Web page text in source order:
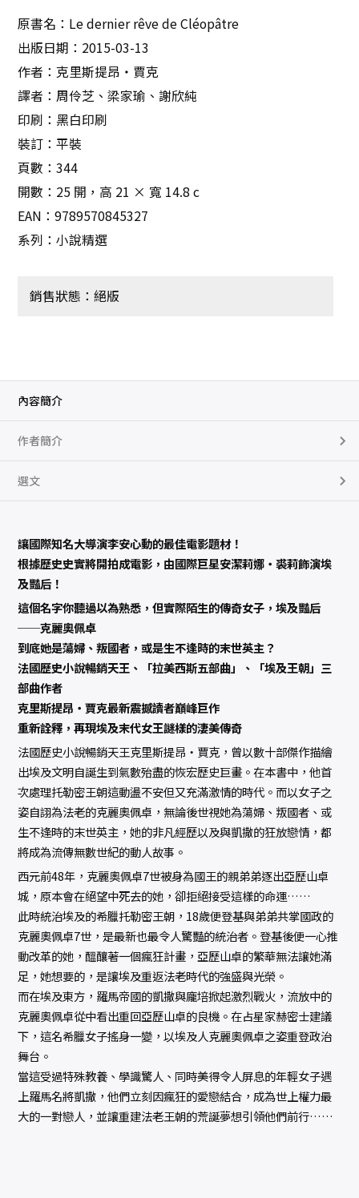
原書名：Le dernier rêve de Cléopâtre
出版日期：2015-03-13
作者：克里斯提昂‧賈克
譯者：周伶芝、梁家瑜、謝欣純
印刷：黑白印刷
裝訂：平裝
頁數：344
開數：25 開，高 21 × 寬 14.8 c
EAN：9789570845327
系列：小說精選
銷售狀態：絕版
內容簡介
作者簡介
選文
讓國際知名大導演李安心動的最佳電影題材！
根據歷史史實將開拍成電影，由國際巨星安潔莉娜‧裘莉飾演埃
及豔后！
這個名字你聽過以為熟悉，但實際陌生的傳奇女子，埃及豔后
──克麗奧佩卓
到底她是蕩婦、叛國者，或是生不逢時的末世英主？
法國歷史小說暢銷天王、「拉美西斯五部曲」、「埃及王朝」三
部曲作者
克里斯提昂‧賈克最新震撼讀者巔峰巨作
重新詮釋，再現埃及末代女王謎樣的淒美傳奇
法國歷史小說暢銷天王克里斯提昂‧賈克，曾以數十部傑作描繪
出埃及文明自誕生到氣數殆盡的恢宏歷史巨畫。在本書中，他首
次處理托勒密王朝這動盪不安但又充滿激情的時代。而以女子之
姿自詡為法老的克麗奧佩卓，無論後世視她為蕩婦、叛國者、或
生不逢時的末世英主，她的非凡經歷以及與凱撒的狂放戀情，都
將成為流傳無數世紀的動人故事。
西元前48年，克麗奧佩卓7世被身為國王的親弟弟逐出亞歷山卓
城，原本會在絕望中死去的她，卻拒絕接受這樣的命運……
此時統治埃及的希臘托勒密王朝，18歲便登基與弟弟共掌國政的
克麗奧佩卓7世，是最新也最令人驚豔的統治者。登基後便一心推
動改革的她，醞釀著一個瘋狂計畫，亞歷山卓的繁華無法讓她滿
足，她想要的，是讓埃及重返法老時代的強盛與光榮。
而在埃及東方，羅馬帝國的凱撒與龐培掀起激烈戰火，流放中的
克麗奧佩卓從中看出重回亞歷山卓的良機。在占星家赫密士建議
下，這名希臘女子搖身一變，以埃及人克麗奧佩卓之姿重登政治
舞台。
當這受過特殊教養、學識驚人、同時美得令人屏息的年輕女子遇
上羅馬名將凱撒，他們立刻因瘋狂的愛戀結合，成為世上權力最
大的一對戀人，並讓重建法老王朝的荒誕夢想引領他們前行……